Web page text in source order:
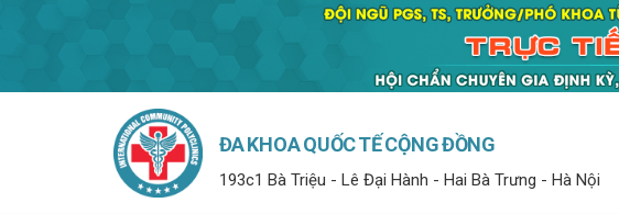
ĐA KHOA QUỐC TẾ CỘNG ĐỒNG
193c1 Bà Triệu - Lê Đại Hành - Hai Bà Trưng - Hà Nội